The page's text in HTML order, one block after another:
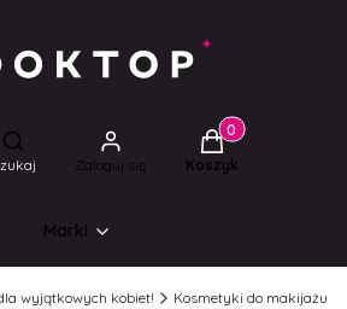
Otwórz wyszukiwarkę
Zaloguj się
Produkty w
Koszyk
Marki
wyjątkowych kobiet! Kosmetyki do makijażu